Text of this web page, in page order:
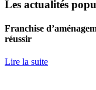
Les actualités
Franchise
réussir
Lire la suite